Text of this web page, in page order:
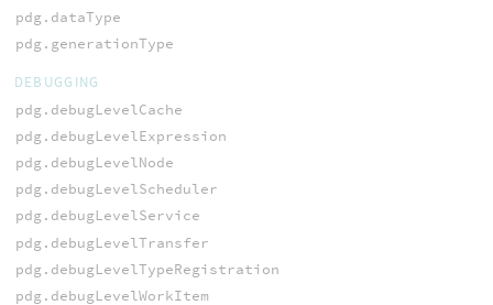
pdg.dataType
pdg.generationType
DEBUGGING
pdg.debugLevelCache
pdg.debugLevelExpression
pdg.debugLevelNode
pdg.debugLevelScheduler
pdg.debugLevelService
pdg.debugLevelTransfer
pdg.debugLevelTypeRegistration
pdg.debugLevelWorkItem